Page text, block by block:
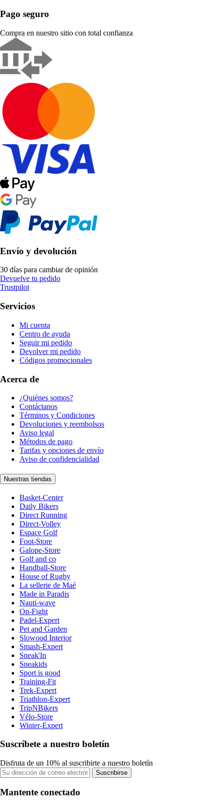
Pago seguro
Compra en nuestro sitio con total confianza
Envío y devolución
30 días para cambiar de opinión
Devuelve tu pedido
Trustpilot
Servicios
Mi cuenta
Centro de ayuda
Seguir mi pedido
Devolver mi pedido
Códigos promocionales
Acerca de
¿Quiénes somos?
Contáctanos
Términos y Condiciones
Devoluciones y reembolsos
Aviso legal
Métodos de pago
Tarifas y opciones de envío
Aviso de confidencialidad
Nuestras tiendas
Basket-Center
Daily Bikers
Direct Running
Direct-Volley
Espace Golf
Foot-Store
Galope-Store
Golf and co
Handball-Store
House of Rugby
La sellerie de Maé
Made in Paradis
Nauti-wave
On-Fight
Padel-Expert
Pet and Garden
Slowood Interior
Smash-Expert
Sneak'In
Sneakids
Sport is good
Training-Fit
Trek-Expert
Triathlon-Expert
TripNBikers
Vélo-Store
Winter-Expert
Suscríbete a nuestro boletín
Disfruta de un 10% al suscribirte a nuestro boletín
Suscribirse
Mantente conectado